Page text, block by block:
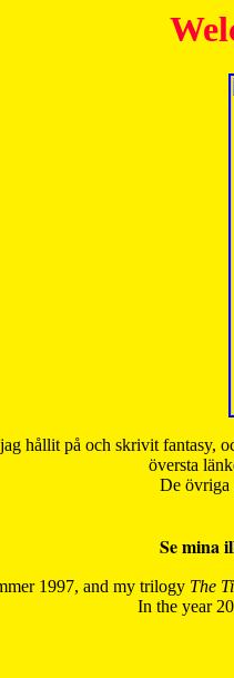
hållit på och skrivit fantasy,
översta
De övriga
Se mina
1997, and my trilogy The
In the year